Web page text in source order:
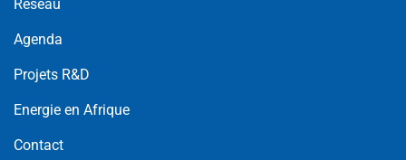
Réseau
Agenda
Projets R&D
Energie en Afrique
Contact